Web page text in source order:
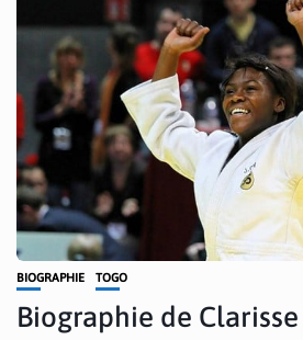
BIOGRAPHIE TOGO
Biographie de